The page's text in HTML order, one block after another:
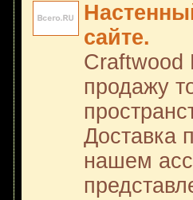
сайте.
Craftwood
продажу
Доставка
нашем